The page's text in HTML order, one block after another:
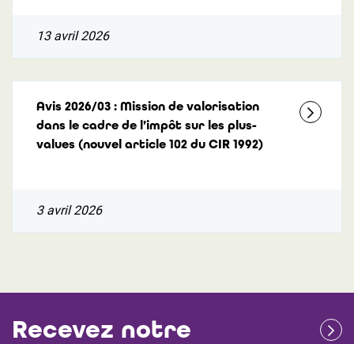
13 avril 2026
Avis 2026/03 : Mission de valorisation
dans le cadre de l’impôt sur les plus-
values (nouvel article 102 du CIR 1992)
3 avril 2026
Recevez notre